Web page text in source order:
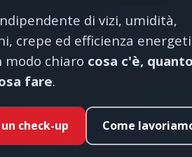
di vizi, umidità,
crepe ed efficienza
modo chiaro cosa c'è,
fare.
check-up Come